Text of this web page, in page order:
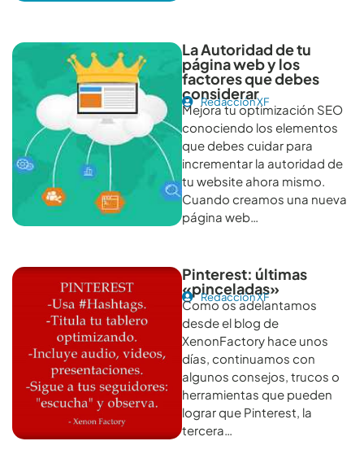
La Autoridad de tu
página web y los
factores que debes
considerar
Redacción XF
Mejora tu optimización SEO
conociendo los elementos
que debes cuidar para
incrementar la autoridad de
tu website ahora mismo.
Cuando creamos una nueva
página web…
Pinterest: últimas
«pinceladas»
Redacción XF
Como os adelantamos
desde el blog de
XenonFactory hace unos
días, continuamos con
algunos consejos, trucos o
herramientas que pueden
lograr que Pinterest, la
tercera…